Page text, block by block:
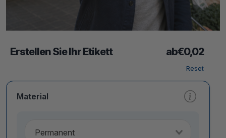
Erstellen Sie Ihr Etikett ab€0,02
Reset
Material
Permanent